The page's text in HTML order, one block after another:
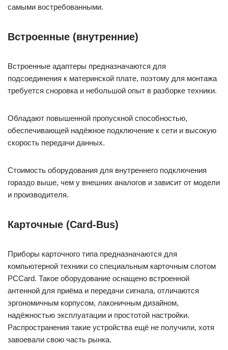
самыми востребованными.
Встроенные (внутренние)
Встроенные адаптеры предназначаются для
подсоединения к материнской плате, поэтому для монтажа
требуется сноровка и небольшой опыт в разборке техники.
Обладают повышенной пропускной способностью,
обеспечивающей надёжное подключение к сети и высокую
скорость передачи данных.
Стоимость оборудования для внутреннего подключения
гораздо выше, чем у внешних аналогов и зависит от модели
и производителя.
Карточные (Card-Bus)
Приборы карточного типа предназначаются для
компьютерной техники со специальным карточным слотом
PCCard. Такое оборудование оснащено встроенной
антенной для приёма и передачи сигнала, отличаются
эргономичным корпусом, лаконичным дизайном,
надёжностью эксплуатации и простотой настройки.
Распространения такие устройства ещё не получили, хотя
завоевали свою часть рынка.